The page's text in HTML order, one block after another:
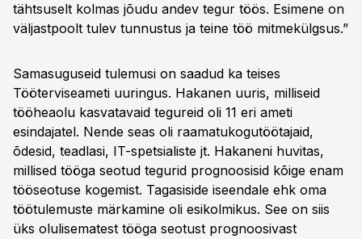
tähtsuselt kolmas jõudu andev tegur töös. Esimene on
väljastpoolt tulev tunnustus ja teine töö mitmekülgsus.”
Samasuguseid tulemusi on saadud ka teises
Tööterviseameti uuringus. Hakanen uuris, milliseid
tööheaolu kasvatavaid tegureid oli 11 eri ameti
esindajatel. Nende seas oli raamatukogutöötajaid,
õdesid, teadlasi, IT-spetsialiste jt. Hakaneni huvitas,
millised tööga seotud tegurid prognoosisid kõige enam
tööseotuse kogemist. Tagasiside iseendale ehk oma
töötulemuste märkamine oli esikolmikus. See on siis
üks olulisematest tööga seotust prognoosivast